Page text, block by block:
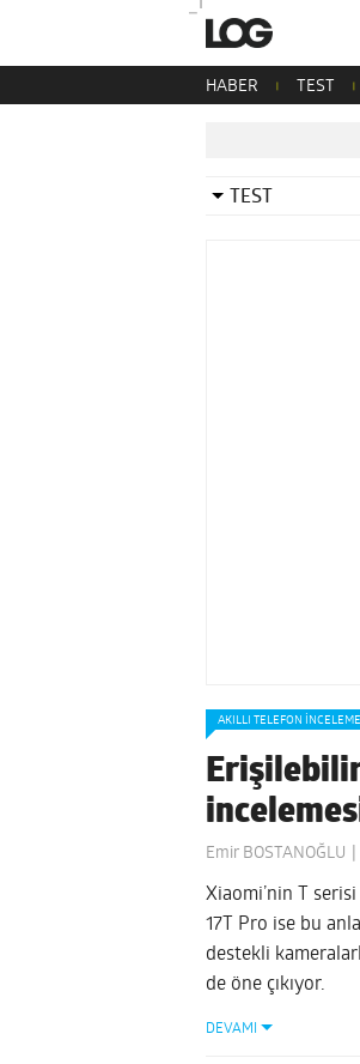
HABER TEST
TEST
AKILLI TELEFON İNCELEME
Emir BOSTANOĞLU
Xiaomi’nin T
17T Pro ise bu
destekli
de öne çıkıyor.
DEVAMI